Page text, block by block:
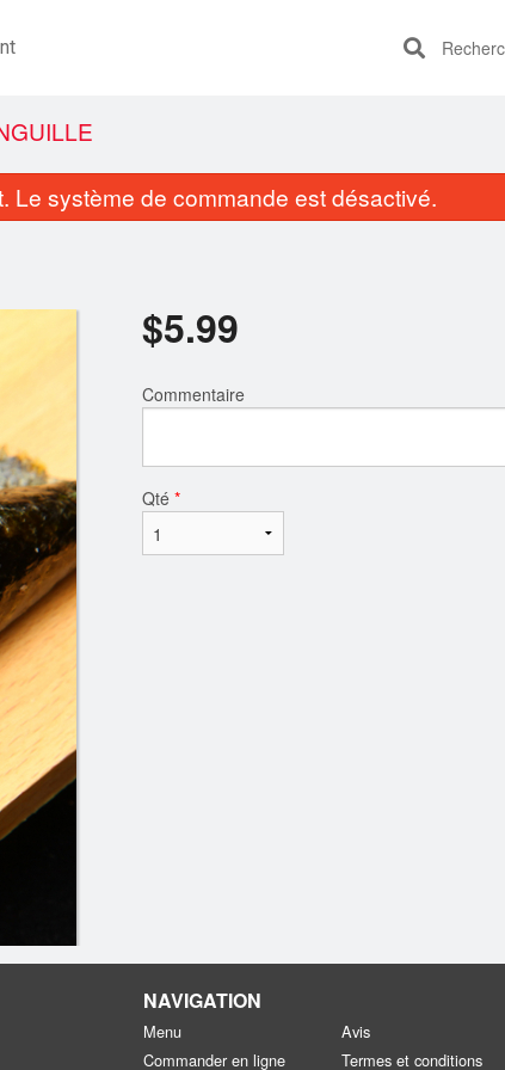
Maki Saumon (6 mcx)
1202. Maki Avocat
Le système de commande est désactivé.
$5.99
Commentaire
Qté *
NAVIGATION
Menu
Commander en ligne
Avis
Termes et conditions